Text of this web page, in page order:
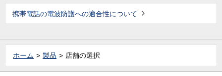
携帯電話の電波防護への適合性について
ホーム 製品 店舗の選択